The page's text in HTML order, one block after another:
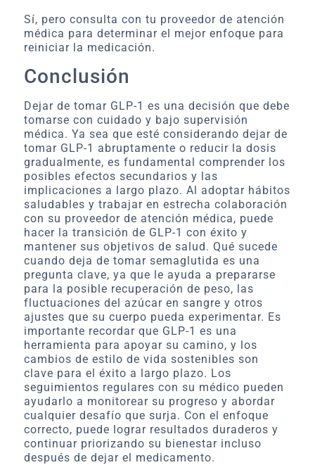
Sí, pero consulta con tu proveedor de atención
médica para determinar el mejor enfoque para
reiniciar la medicación.
Conclusión
Dejar de tomar GLP-1 es una decisión que debe
tomarse con cuidado y bajo supervisión
médica. Ya sea que esté considerando dejar de
tomar GLP-1 abruptamente o reducir la dosis
gradualmente, es fundamental comprender los
posibles efectos secundarios y las
implicaciones a largo plazo. Al adoptar hábitos
saludables y trabajar en estrecha colaboración
con su proveedor de atención médica, puede
hacer la transición de GLP-1 con éxito y
mantener sus objetivos de salud. Qué sucede
cuando deja de tomar semaglutida es una
pregunta clave, ya que le ayuda a prepararse
para la posible recuperación de peso, las
fluctuaciones del azúcar en sangre y otros
ajustes que su cuerpo pueda experimentar. Es
importante recordar que GLP-1 es una
herramienta para apoyar su camino, y los
cambios de estilo de vida sostenibles son
clave para el éxito a largo plazo. Los
seguimientos regulares con su médico pueden
ayudarlo a monitorear su progreso y abordar
cualquier desafío que surja. Con el enfoque
correcto, puede lograr resultados duraderos y
continuar priorizando su bienestar incluso
después de dejar el medicamento.